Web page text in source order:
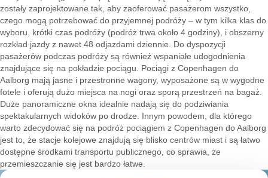
zostały zaprojektowane tak, aby zaoferować pasażerom wszystko,
czego mogą potrzebować do przyjemnej podróży – w tym kilka klas do
wyboru, krótki czas podróży (podróż trwa około 4 godziny), i obszerny
rozkład jazdy z nawet 48 odjazdami dziennie. Do dyspozycji
pasażerów podczas podróży są również wspaniałe udogodnienia
znajdujące się na pokładzie pociągu. Pociągi z Copenhagen do
Aalborg mają jasne i przestronne wagony, wyposażone są w wygodne
fotele i oferują dużo miejsca na nogi oraz sporą przestrzeń na bagaż.
Duże panoramiczne okna idealnie nadają się do podziwiania
spektakularnych widoków po drodze. Innym powodem, dla którego
warto zdecydować się na podróż pociągiem z Copenhagen do Aalborg
jest to, że stacje kolejowe znajdują się blisko centrów miast i są łatwo
dostępne środkami transportu publicznego, co sprawia, że
przemieszczanie się jest bardzo łatwe.